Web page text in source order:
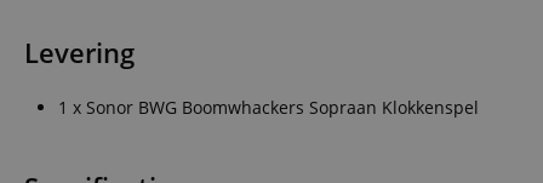
Levering
1 x Sonor BWG Boomwhackers Sopraan Klokkenspel